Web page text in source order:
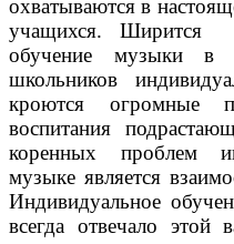
охватываются в
учащихся. Ширится
обучение музыки в
школьников
кроются огромные
воспитания
коренных проблем
музыке является
Индивидуальное
всегда отвечало